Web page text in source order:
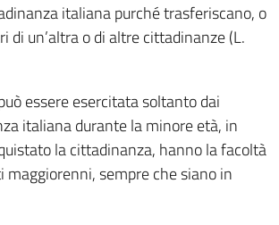
italiana purché trasferiscano, o
di un’altra o di altre cittadinanze (L.
essere esercitata soltanto dai
italiana durante la minore età, in
la cittadinanza, hanno la facoltà
sempre che siano in